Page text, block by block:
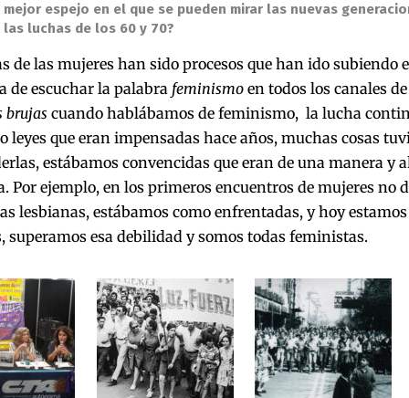
mejor espejo en el que se pueden mirar las nuevas
luchas de los 60 y 70?
de las mujeres han sido procesos que han ido subiendo
de escuchar la palabra feminismoen todos los canales
brujascuando hablábamos de feminismo, la lucha
leyes que eran impensadas hace años, muchas cosas
estábamos convencidas que eran de una manera y
Por ejemplo, en los primeros encuentros de mujeres no
lesbianas, estábamos como enfrentadas, y hoy
superamos esa debilidad y somos todas feministas.